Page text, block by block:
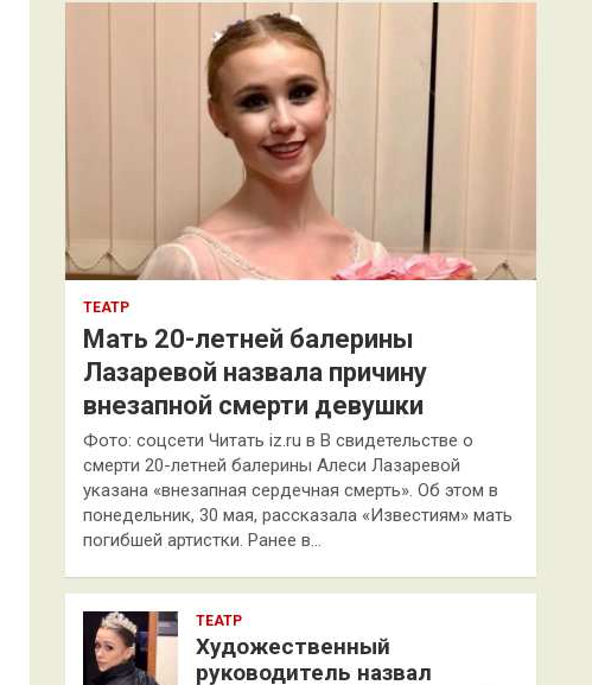
к
ТЕАТР
Мать 20-летней балерины
Лазаревой назвала причину
внезапной смерти девушки
Фото: соцсети Читать iz.ru в В свидетельстве о
смерти 20-летней балерины Алеси Лазаревой
указана «внезапная сердечная смерть». Об этом в
понедельник, 30 мая, рассказала «Известиям» мать
погибшей артистки. Ранее в…
ТЕАТР
Художественный
руководитель назвал